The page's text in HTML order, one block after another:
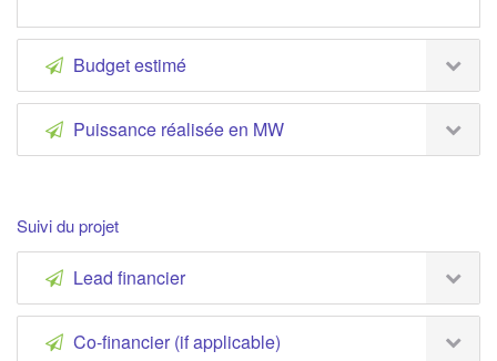
Budget estimé
Puissance réalisée en MW
Suivi du projet
Lead financier
Co-financier (if applicable)